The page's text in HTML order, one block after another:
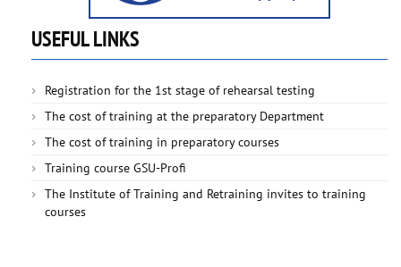
USEFUL LINKS
Registration for the 1st stage of rehearsal testing
The cost of training at the preparatory Department
The cost of training in preparatory courses
Training course GSU-Profi
The Institute of Training and Retraining invites to training
courses